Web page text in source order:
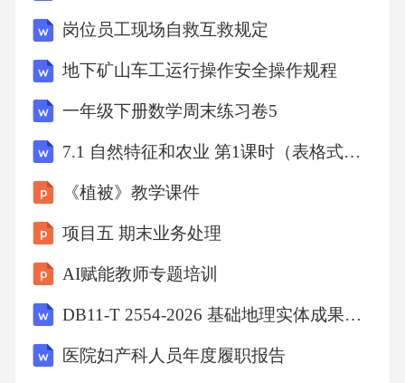
岗位员工现场自救互救规定
地下矿山车工运行操作安全操作规程
一年级下册数学周末练习卷5
7.1 自然特征和农业 第1课时（表格式教学设计）
《植被》教学课件
项目五 期末业务处理
AI赋能教师专题培训
DB11-T 2554-2026 基础地理实体成果质量检查验收技术规程
医院妇产科人员年度履职报告